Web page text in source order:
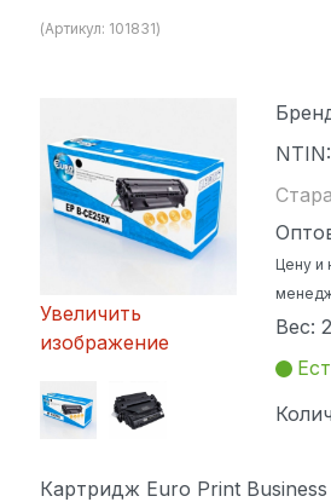
(Артикул: 101831)
Увеличить
изображение
NTIN:
Цену и
Вес:
Картридж Euro Print Business